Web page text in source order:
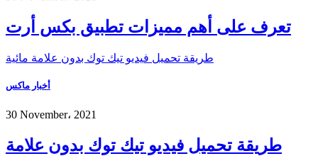
تعرف على أهم مميزات تطبيق بكس أرت
طريقة تحميل فيديو تيك توك بدون علامة مائية
أخبار ماكس
30 November، 2021
طريقة تحميل فيديو تيك توك بدون علامة